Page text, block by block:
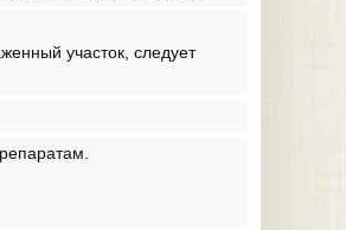
участок, следует